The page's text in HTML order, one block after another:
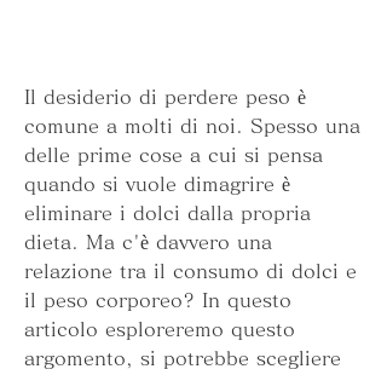
Il desiderio di perdere peso è
comune a molti di noi. Spesso una
delle prime cose a cui si pensa
quando si vuole dimagrire è
eliminare i dolci dalla propria
dieta. Ma c'è davvero una
relazione tra il consumo di dolci e
il peso corporeo? In questo
articolo esploreremo questo
argomento, si potrebbe scegliere